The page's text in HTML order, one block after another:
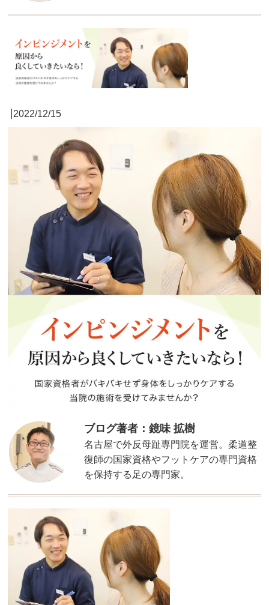
2022/12/15
ブログ著者：鏡味 拡樹
名古屋で外反母趾専門院を運営。柔道整
復師の国家資格やフットケアの専門資格
を保持する足の専門家。